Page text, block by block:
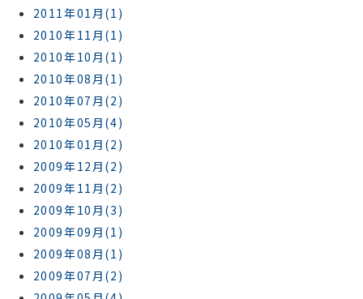
2011年01月(1)
2010年11月(1)
2010年10月(1)
2010年08月(1)
2010年07月(2)
2010年05月(4)
2010年01月(2)
2009年12月(2)
2009年11月(2)
2009年10月(3)
2009年09月(1)
2009年08月(1)
2009年07月(2)